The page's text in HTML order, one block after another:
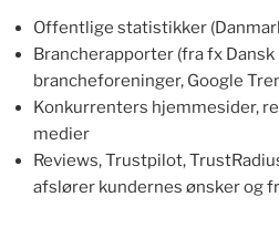
Offentlige statistikker
Brancherapporter (fra fx
brancheforeninger, Google
Konkurrenters hjemmesider,
medier
Reviews, Trustpilot,
afslører kundernes ønsker og